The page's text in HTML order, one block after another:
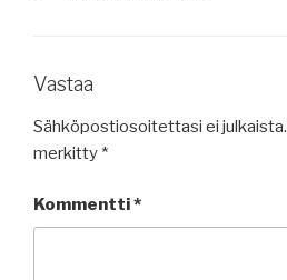
Vastaa
Sähköpostiosoitettasi ei julkaista.
merkitty *
Kommentti*